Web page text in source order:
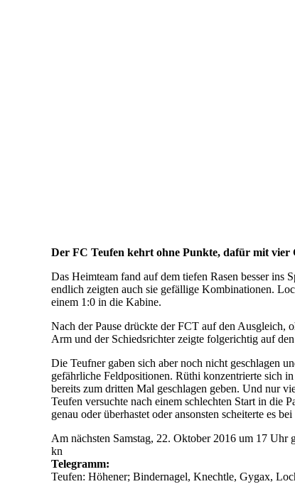
Der FC Teufen kehrt ohne Punkte, dafür mit vier
Das Heimteam fand auf dem tiefen Rasen besser
endlich zeigten auch sie gefällige Kombinationen.
einem 1:0 in die Kabine.
Nach der Pause drückte der FCT auf den Ausgleich,
Arm und der Schiedsrichter zeigte folgerichtig auf
Die Teufner gaben sich aber noch nicht geschlagen
gefährliche Feldpositionen. Rüthi konzentrierte sich
bereits zum dritten Mal geschlagen geben. Und nur
Teufen versuchte nach einem schlechten Start in die
genau oder überhastet oder ansonsten scheiterte es
Am nächsten Samstag, 22. Oktober 2016 um 17
kn
Telegramm:
Teufen: Höhener; Bindernagel, Knechtle, Gygax,